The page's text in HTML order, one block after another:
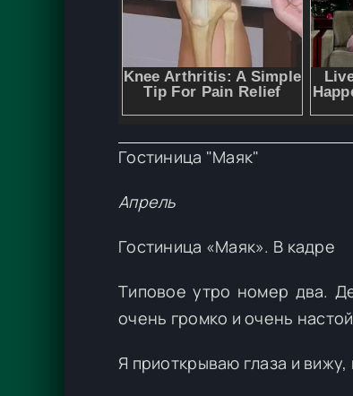
Гостиница "Маяк"
Апрель
Гостиница «Маяк». В кадре
Типовое утро номер два.
очень громко и очень
Я приоткрываю глаза и